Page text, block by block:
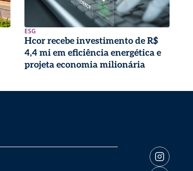
ESG
Hcor recebe investimento de R$
4,4 mi em eficiência energética e
projeta economia milionária